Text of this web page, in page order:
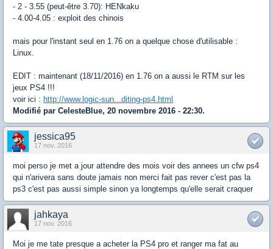
- 2 - 3.55 (peut-être 3.70): HENkaku
- 4.00-4.05 : exploit des chinois
mais pour l'instant seul en 1.76 on a quelque chose d'utilisable :
Linux.
EDIT : maintenant (18/11/2016) en 1.76 on a aussi le RTM sur les
jeux PS4 !!!
voir ici : http://www.logic-sun...diting-ps4.html
Modifié par CelesteBlue, 20 novembre 2016 - 22:30.
jessica95
17 nov. 2016
moi perso je met a jour attendre des mois voir des annees un cfw ps4
qui n'arivera sans doute jamais non merci fait pas rever c'est pas la
ps3 c'est pas aussi simple sinon ya longtemps qu'elle serait craquer
jahkaya
17 nov. 2016
Moi je me tate presque a acheter la PS4 pro et ranger ma fat au